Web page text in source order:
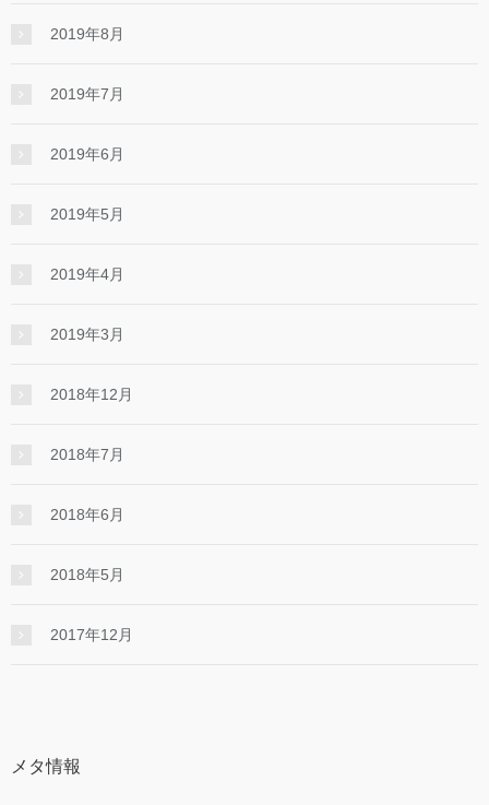
2019年8月
2019年7月
2019年6月
2019年5月
2019年4月
2019年3月
2018年12月
2018年7月
2018年6月
2018年5月
2017年12月
メタ情報